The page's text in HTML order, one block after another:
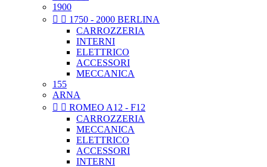
1900
  1750 - 2000 BERLINA
CARROZZERIA
INTERNI
ELETTRICO
ACCESSORI
MECCANICA
155
ARNA
  ROMEO A12 - F12
CARROZZERIA
MECCANICA
ELETTRICO
ACCESSORI
INTERNI